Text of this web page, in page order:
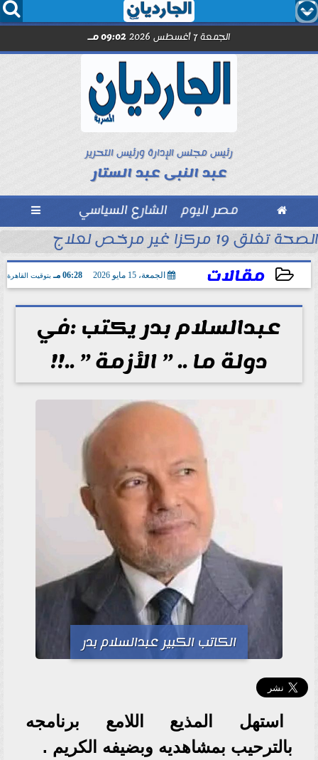
  
الجمعة 7 أغسطس 2026 09:02 مـ
رئيس مجلس الإدارة ورئيس التحرير
عبد النبى عبد الستار
 مصر اليوم الشارع السياسي 
انطلاق الموسم
الصحة تغلق 19 مركزا غير مرخص لعلاج الإدمان والطب النفسي بالمقطم
مقالات الجمعة، 15 مايو 2026 06:28 مـ بتوقيت القاهرة
2026-05-15 18:28:08
عبدالسلام بدر يكتب :في
دولة ما .. ” الأزمة ” ..!!
الكاتب الكبير عبدالسلام بدر
استهل المذيع اللامع برنامجه
بالترحيب بمشاهديه وبضيفه الكريم .